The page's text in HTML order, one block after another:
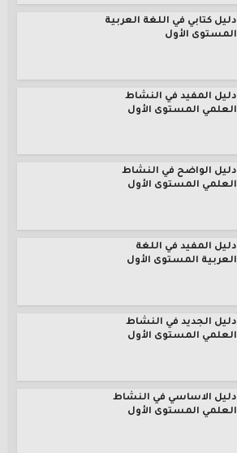
دليل كتابي في اللغة العربية
المستوى الأول
دليل المفيد في النشاط
العلمي المستوى الأول
دليل الواضح في النشاط
العلمي المستوى الأول
دليل المفيد في اللغة
العربية المستوى الأول
دليل الجديد في النشاط
العلمي المستوى الأول
دليل الاساسي في النشاط
العلمي المستوى الأول